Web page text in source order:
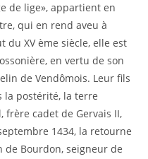
de lige», appartient en
qui en rend aveu à
du XV ème siècle, elle est
en vertu de son
de Vendômois. Leur fils
postérité, la terre
frère cadet de Gervais II,
1434, la retourne
de Bourdon, seigneur de